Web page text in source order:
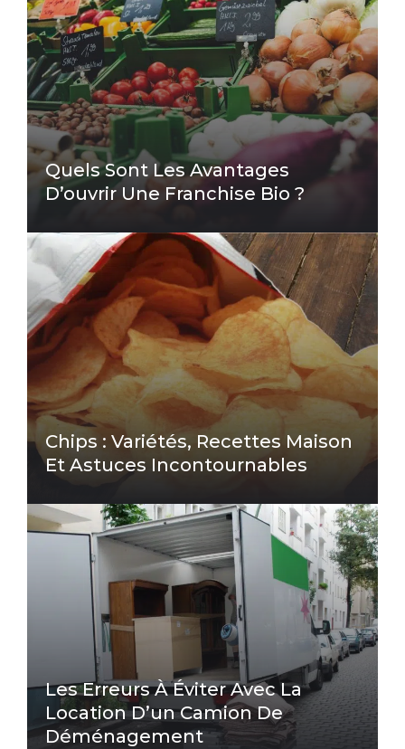
Quels Sont Les Avantages
D’ouvrir Une Franchise Bio ?
Chips : Variétés, Recettes Maison
Et Astuces Incontournables
Les Erreurs À Éviter Avec La
Location D’un Camion De
Déménagement